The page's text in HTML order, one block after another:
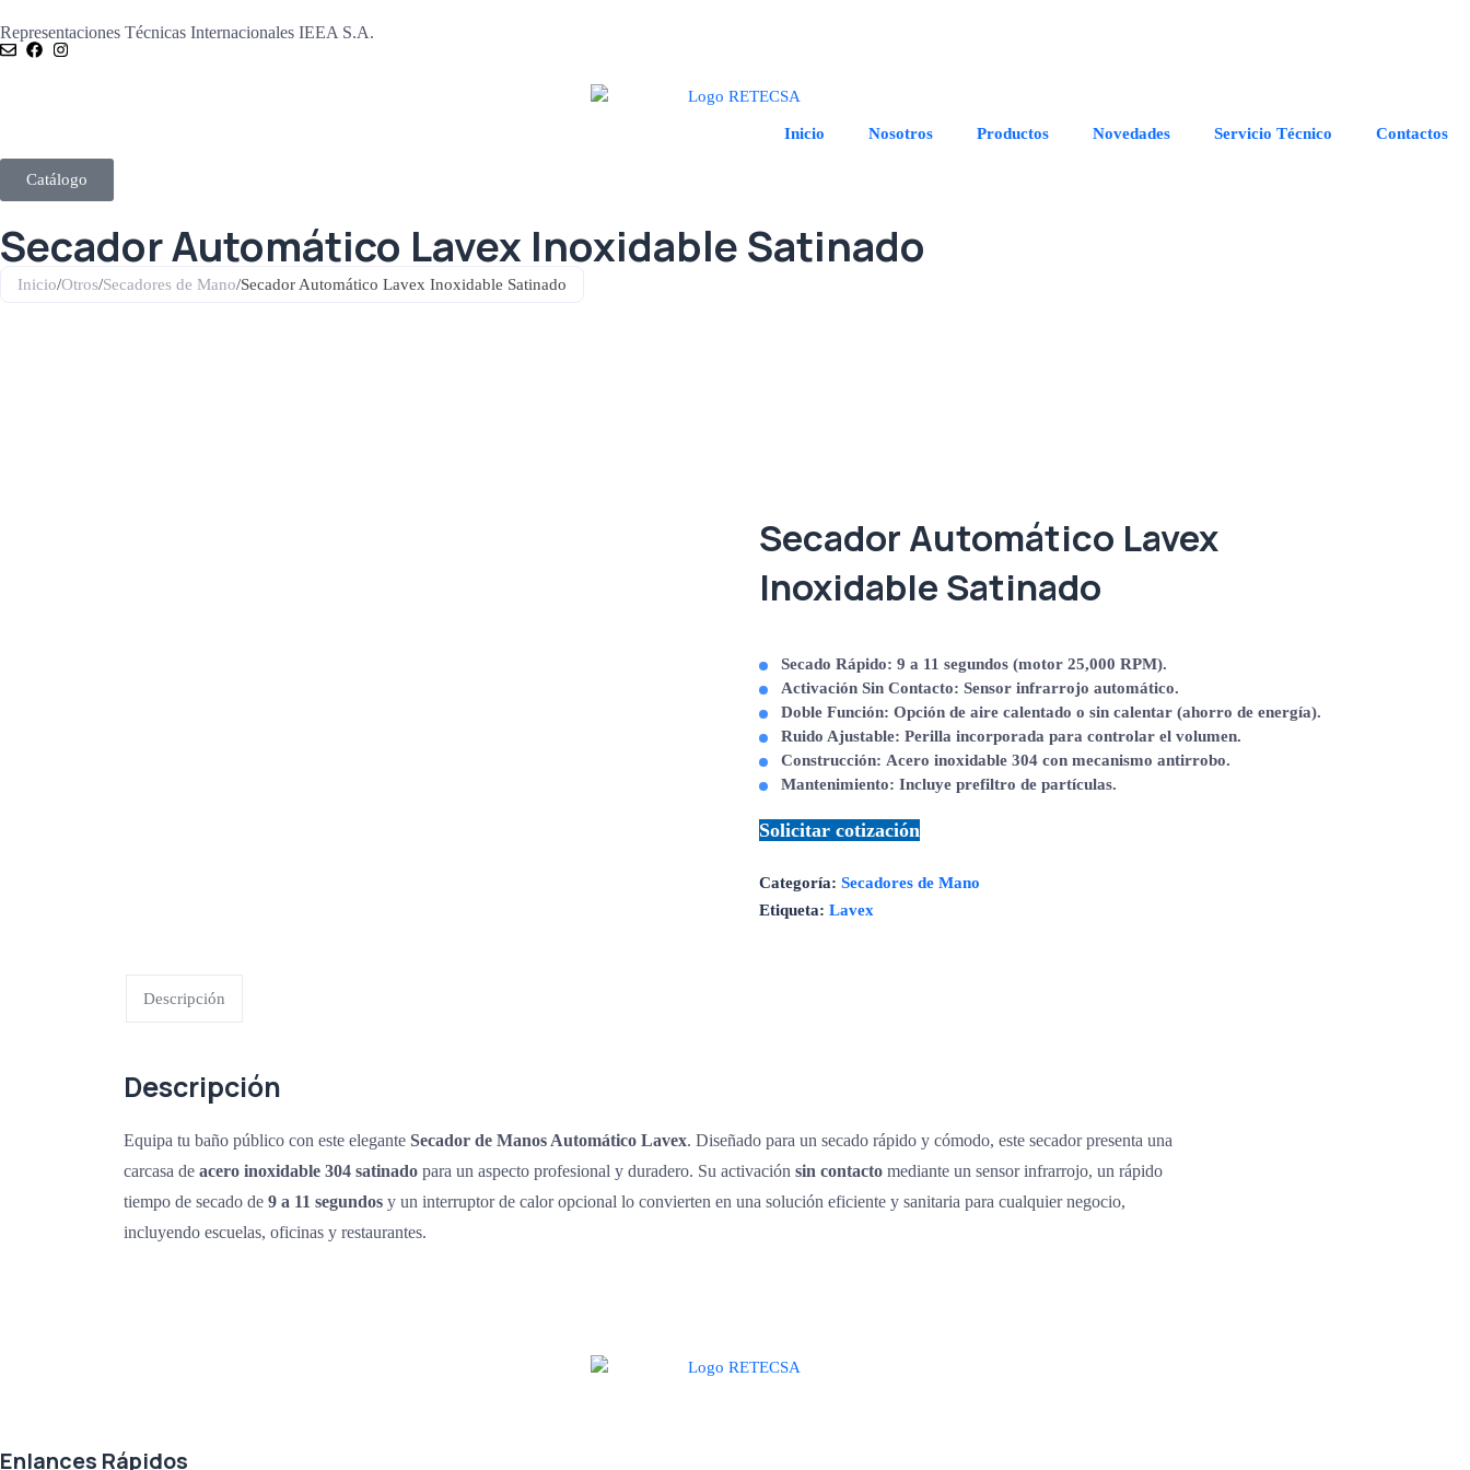
Representaciones Técnicas Internacionales IEEA S.A.
Inicio Nosotros Productos Novedades Servicio Técnico Contactos
Catálogo
Secador Automático Lavex Inoxidable Satinado
Inicio/Otros/Secadores de Mano/Secador Automático Lavex Inoxidable Satinado
Secador Automático Lavex
Inoxidable Satinado
Secado Rápido: 9 a 11 segundos (motor25,000 RPM).
Activación Sin Contacto: Sensor infrarrojoautomático.
Doble Función: Opción de airecalentado o sin calentar (ahorro de energía).
Ruido Ajustable: Perilla incorporada paracontrolar el volumen.
Construcción: Acero inoxidable 304 con mecanismo antirrobo.
Mantenimiento: Incluyeprefiltro de partículas.
Solicitar cotización
Categoría:Secadores de Mano
Etiqueta:Lavex
Descripción
Descripción
Equipa tu baño público con este eleganteSecador de Manos Automático Lavex. Diseñado para un secado rápido y cómodo, este secador presenta una
carcasa deacero inoxidable 304 satinado para un aspecto profesional y duradero. Su activaciónsin contacto mediante un sensor infrarrojo, un rápido
tiempo de secado de9 a 11 segundos y un interruptor de calor opcional lo convierten en una solución eficiente y sanitaria para cualquier negocio,
incluyendo escuelas, oficinas y restaurantes.
Enlances Rápidos